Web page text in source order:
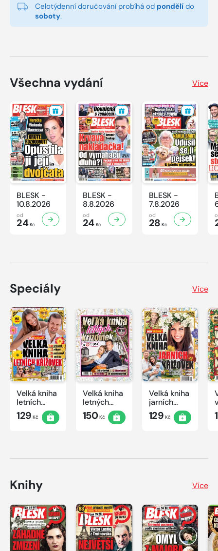
Celotýdenní doručování probíhá od pondělí do
soboty.
Všechna vydání Více
BLESK -
10.8.2026
od
24Kč
BLESK -
8.8.2026
od
24Kč
BLESK -
7.8.2026
od
28 Kč
Speciály Více
Velká kniha
letních
křížovek
2026
129 Kč
Velká kniha
letných
krížoviek s
TV JOJ
150Kč
Velká kniha
jarních
křížovek
2026
129 Kč
Knihy Více